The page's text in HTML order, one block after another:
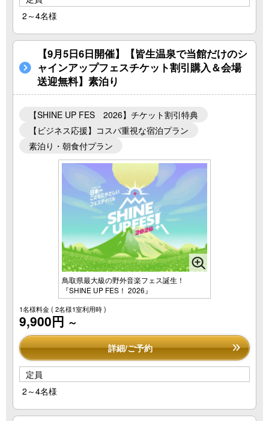
2～4名様
【9月5日6日開催】【皆生温泉で当館だけのシ
ャインアップフェスチケット割引購入＆会場
送迎無料】素泊り
【SHINE UP FES 2026】チケット割引特典
【ビジネス応援】コスパ重視な宿泊プラン
素泊り・朝食付プラン
鳥取県最大級の野外音楽フェス誕生！
『SHINE UP FES！ 2026』
1名様料金( 2名様1室利用時 )
9,900円 ～
詳細/ご予約
定員
2～4名様